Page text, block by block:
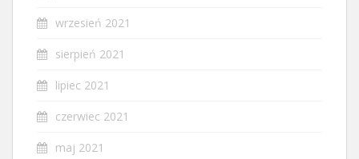
wrzesień 2021
sierpień 2021
lipiec 2021
czerwiec 2021
maj 2021